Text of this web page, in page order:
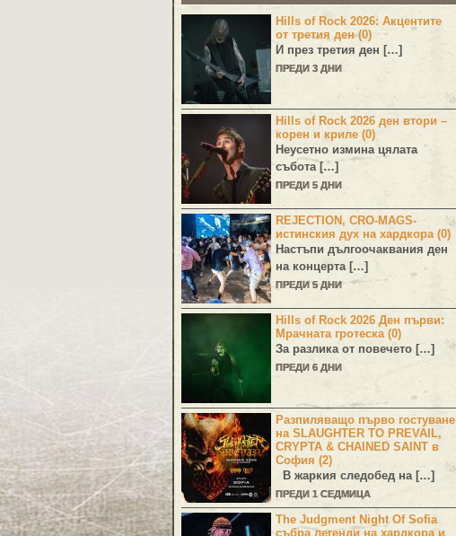
Hills of Rock 2026: Акцентите
от третия ден (0)
И през третия ден […]
ПРЕДИ 3 ДНИ
Hills of Rock 2026 ден втори –
корен и криле (0)
Неусетно измина цялата
събота […]
ПРЕДИ 5 ДНИ
REJECTION, CRO-MAGS-
истинския дух на хардкора (0)
Настъпи дългоочаквания ден
на концерта […]
ПРЕДИ 5 ДНИ
Hills of Rock 2026 Ден първи:
Мрачната гротеска (0)
За разлика от повечето […]
ПРЕДИ 6 ДНИ
Разпиляващо първо гостуване
на SLAUGHTER TO PREVAIL,
CRYPTA & CHAINED SAINT в
София (2)
В жаркия следобед на […]
ПРЕДИ 1 СЕДМИЦА
The Judgment Night Of Sofia
събра легенди на хардкора и